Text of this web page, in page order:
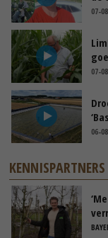
07-
07-
06-
KENNISPARTNERS